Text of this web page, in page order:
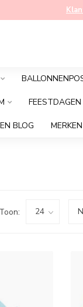
FEESTDAGEN
BLOG MERKEN
Toon: